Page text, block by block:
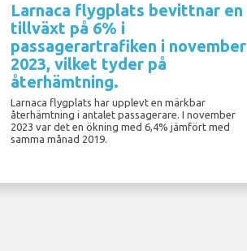
Larnaca flygplats bevittnar en
tillväxt på 6% i
passagerartrafiken i november
2023, vilket tyder på
återhämtning.
Larnaca flygplats har upplevt en märkbar
återhämtning i antalet passagerare. I november
2023 var det en ökning med 6,4% jämfört med
samma månad 2019.